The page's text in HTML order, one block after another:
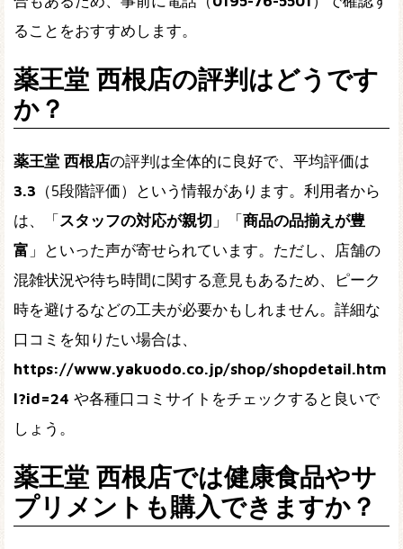
ることをおすすめします。
薬王堂 西根店の評判はどうです
か？
薬王堂 西根店の評判は全体的に良好で、平均評価は
3.3 （5段階評価）という情報があります。利用者から
は、「スタッフの対応が親切 」「商品の品揃えが豊
富 」といった声が寄せられています。ただし、店舗の
混雑状況や待ち時間に関する意見もあるため、ピーク
時を避けるなどの工夫が必要かもしれません。詳細な
口コミを知りたい場合は、
https://www.yakuodo.co.jp/shop/shopdetail.htm
l?id=24 や各種口コミサイトをチェックすると良いで
しょう。
薬王堂 西根店では健康食品やサ
プリメントも購入できますか？